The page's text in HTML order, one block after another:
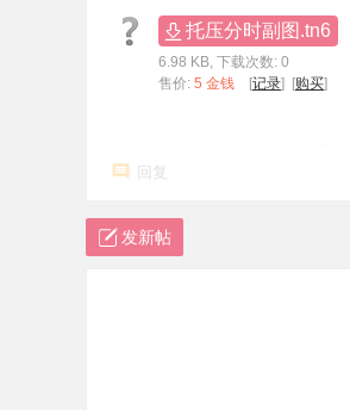
式
指
托压分时副图.tn6
6.98 KB, 下载次数: 0
售价: 5 金钱 [记录] [购买]
回复
发新帖